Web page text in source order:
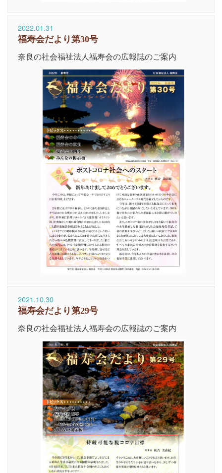
2022.01.31
福寿会だより第30号
奈良の社会福祉法人福寿会の広報誌のご案内
2021.10.30
福寿会だより第29号
奈良の社会福祉法人福寿会の広報誌のご案内